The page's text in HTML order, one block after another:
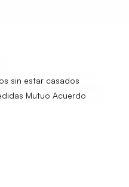
sin estar casados
Mutuo Acuerdo